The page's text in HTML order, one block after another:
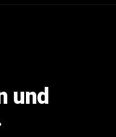
und